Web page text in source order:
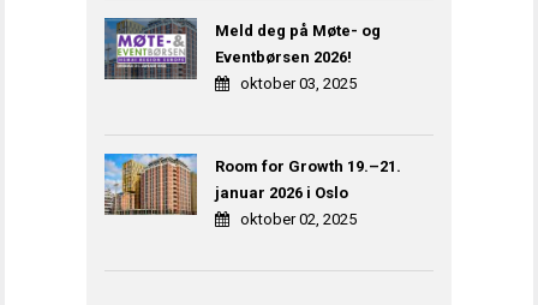
Meld deg på Møte- og
Eventbørsen 2026!
oktober 03, 2025
Room for Growth 19.–21.
januar 2026 i Oslo
oktober 02, 2025